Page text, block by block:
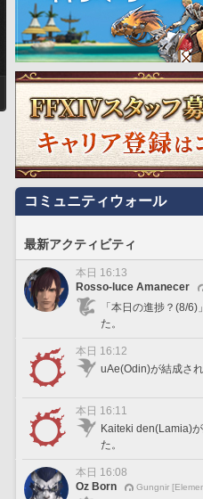
コミュニティウォール
最新アクティビティ
本日 16:13
Rosso-luce Amanecer
「本日の進捗？(8/6)
た。
本日 16:12
uAe(Odin)が結成され
本日 16:11
Kaiteki den(Lamia)
た。
本日 16:08
Oz Born
Gungnir